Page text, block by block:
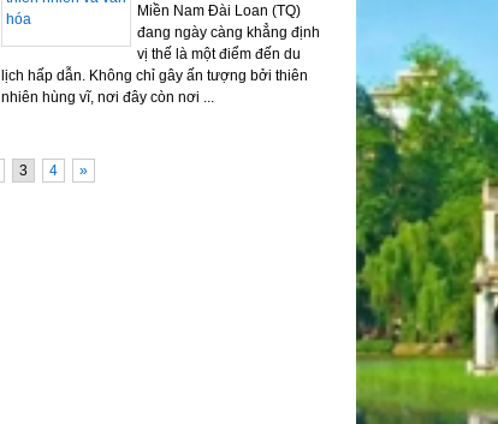
Miền Nam Đài Loan (TQ)
đang ngày càng khẳng định
vị thế là một điểm đến du
lịch hấp dẫn. Không chỉ gây ấn tượng bởi thiên
nhiên hùng vĩ, nơi đây còn nơi ...
3 4 »